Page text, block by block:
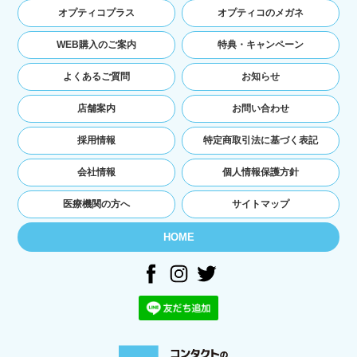
HOME
オプティコプラス オプティコのメガネ
WEB購入のご案内
よくあるご質問
店舗案内
採用情報
会社情報
医療機関の方へ
特典・キャンペーン
お知らせ
お問い合わせ
特定商取引法に基づく表記
個人情報保護方針
サイトマップ